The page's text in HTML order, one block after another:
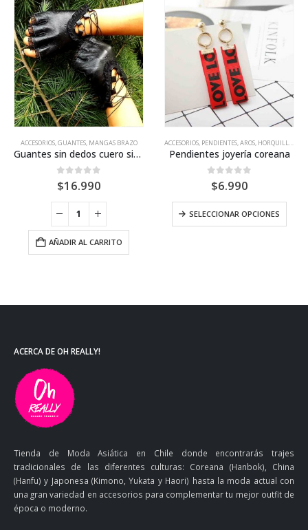
ACCESORIOS,GUANTES, MANGAS BRAZO
Guantes sin dedos cuero sintético
0out of 5
$16.990
AÑADIR AL CARRITO
Este producto tiene múltiples variantes. Las opciones se pueden elegir en la página de producto
ACCESORIOS, PENDIENTES, AROS, HORQUILLAS
Pendientes joyería coreana
0out of 5
$6.990
SELECCIONAR OPCIONES
Este producto tiene múltiples variantes. Las
ACERCA DE OH REALLY!
Tienda de Moda Asiática en Chile donde encontrarás trajes
tradicionales de las diferentes culturas: Coreana (Hanbok), China
(Hanfu) y Japonesa (Kimono, Yukata y Haori) hasta la moda actual con
una gran variedad en accesorios para complementar tu mejor outfit de
época o moderno.